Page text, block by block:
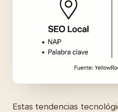
Estas tendencias